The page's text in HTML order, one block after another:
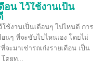
อน ไว้ใช้งานเป็น
ใช้งานเป็นเดือนๆ ไปไหนดี การ
นๆ ที่จะขับไปไหนเอง โดยไม่
ะมาเช่ารถเก๋งรายเดือน เป็น
ดยท...